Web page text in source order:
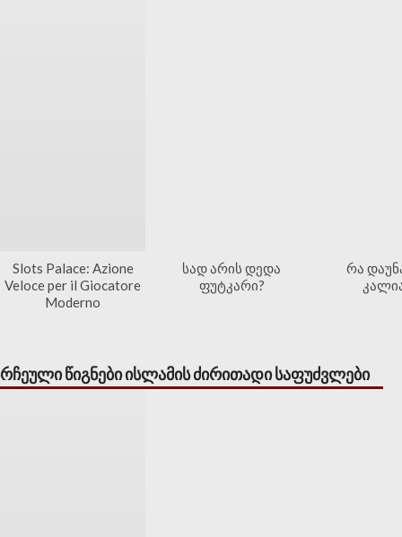
Slots Palace: Azione
Veloce per il Giocatore
Moderno
სად არის დედა
ფუტკარი?
რა
რჩეული წიგნები ისლამის ძირითადი საფუძვლები